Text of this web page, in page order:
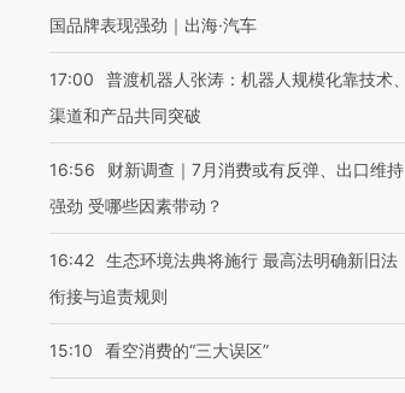
国品牌表现强劲｜出海·汽车
17:00
普渡机器人张涛：机器人规模化靠技术、
渠道和产品共同突破
16:56
财新调查｜7月消费或有反弹、出口维持
强劲 受哪些因素带动？
16:42 生态环境法典将施行 最高法明确新旧法
衔接与追责规则
15:10 看空消费的“三大误区”